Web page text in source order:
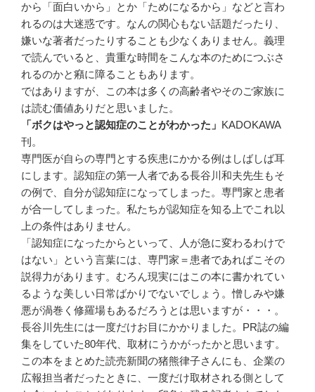
から「面白いから」とか「ためになるから」などと言わ
れるのは大迷惑です。なんの関心もない話題だったり、
嫌いな著者だったりすることも少なくありません。義理
で読んでいると、貴重な時間をこんな本のためにつぶさ
れるのかと癪に障ることもあります。
ではありますが、この本は多くの高齢者やそのご家族に
は読む価値ありだと思いました。
「ボクはやっと認知症のことがわかった」 KADOKAWA
刊。
専門医が自らの専門とする疾患にかかる例はしばしば耳
にします。認知症の第一人者である長谷川和夫先生もそ
の例で、自分が認知症になってしまった。専門家と患者
が合一してしまった。私たちが認知症を知る上でこれ以
上の条件はありません。
「認知症になったからといって、人が急に変わるわけで
はない」という言葉には、専門家＝患者であればこその
説得力があります。むろん現実にはこの本に書かれてい
るような美しい日常ばかりでないでしょう。憎しみや嫌
悪が渦巻く修羅場もあるだろうとは思いますが・・・。
長谷川先生には一度だけお目にかかりました。PR誌の編
集をしていた80年代、取材にうかがったかと思います。
この本をまとめた読売新聞の猪熊律子さんにも、企業の
広報担当者だったときに、一度だけ取材される側として